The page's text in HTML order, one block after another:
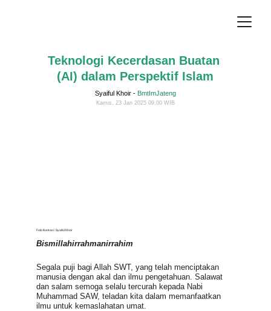
Teknologi Kecerdasan Buatan
(AI) dalam Perspektif Islam
Syaiful Khoir - BmtImJateng
Kamis, 23 Jan 2025 09.00 WIB
Foto Ilustrasi : Syaiful Khoir
Bismillahirrahmanirrahim
Segala puji bagi Allah SWT, yang telah menciptakan
manusia dengan akal dan ilmu pengetahuan. Salawat
dan salam semoga selalu tercurah kepada Nabi
Muhammad SAW, teladan kita dalam memanfaatkan
ilmu untuk kemaslahatan umat.